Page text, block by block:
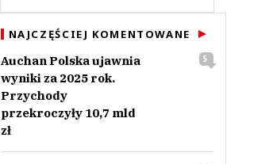
NAJCZĘŚCIEJ KOMENTOWANE
Auchan Polska ujawnia
wyniki za 2025 rok.
Przychody
przekroczyły 10,7 mld
zł
5